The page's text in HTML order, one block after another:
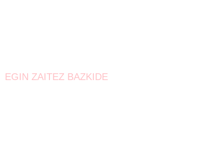
EGIN ZAITEZ BAZKIDE